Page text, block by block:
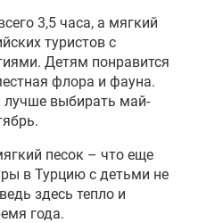
3,5 часа, а мягкий
туристов с
Детям понравится
флора и фауна.
лучше выбирать май-
песок – что еще
в Турцию с детьми не
здесь тепло и
года.